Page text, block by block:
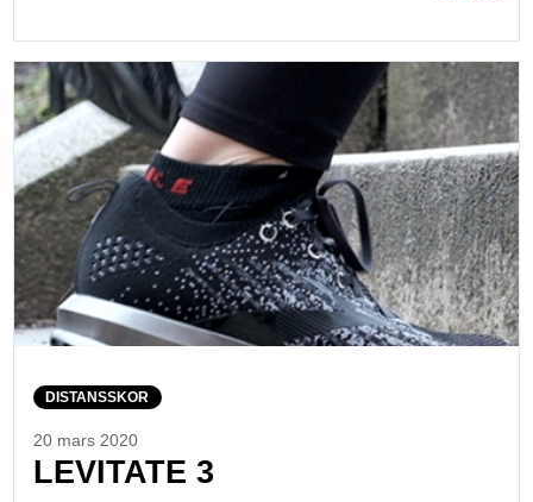
DISTANSSKOR
20 mars 2020
LEVITATE 3